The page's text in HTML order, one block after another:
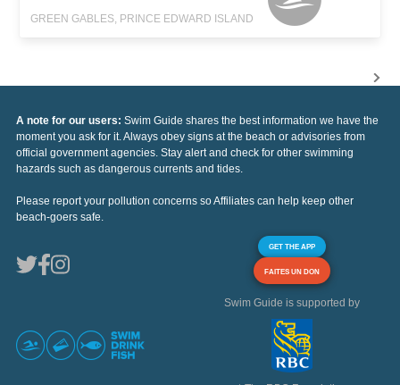
GREEN GABLES, PRINCE EDWARD ISLAND
A note for our users: Swim Guide shares the best information we have the
moment you ask for it. Always obey signs at the beach or advisories from
official government agencies. Stay alert and check for other swimming
hazards such as dangerous currents and tides.
Please report your pollution concerns so Affiliates can help keep other
beach-goers safe.
GET THE APP
FAITES UN DON
Swim Guide is supported by